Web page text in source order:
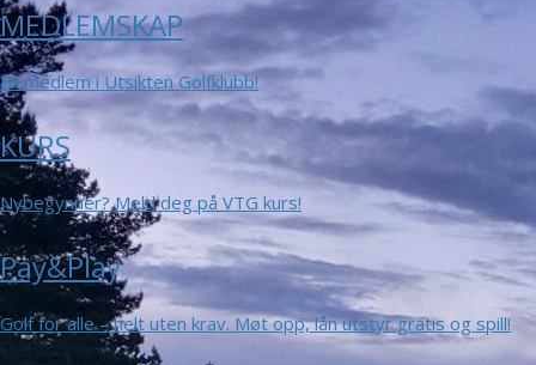
MEDLEMSKAP
Bli medlem i Utsikten Golfklubb!
KURS
Nybegynner? Meld deg på VTG kurs!
Pay&Play
Golf for alle – helt uten krav. Møt opp, lån utstyr gratis og spill!